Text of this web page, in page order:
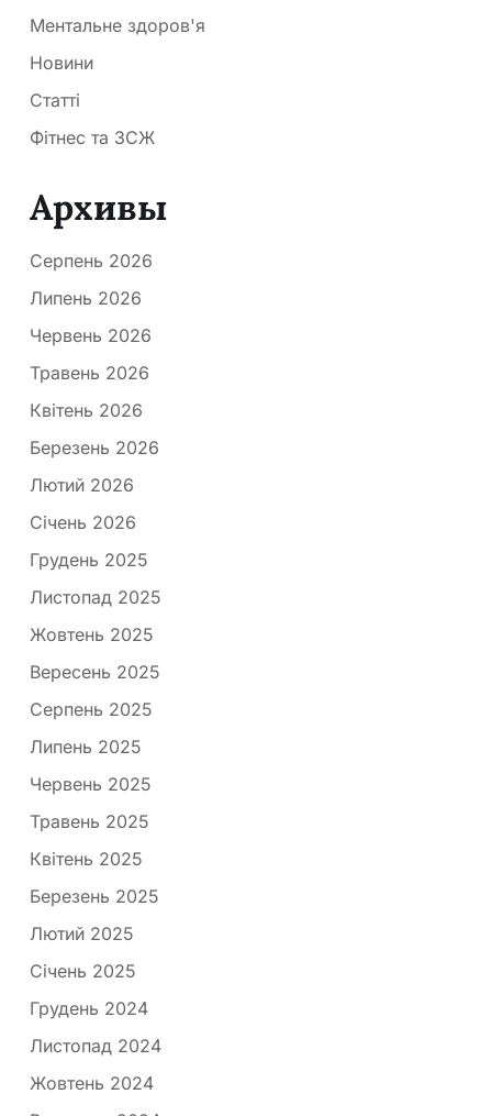
Ментальне здоров'я
Новини
Статті
Фітнес та ЗСЖ
Архивы
Серпень 2026
Липень 2026
Червень 2026
Травень 2026
Квітень 2026
Березень 2026
Лютий 2026
Січень 2026
Грудень 2025
Листопад 2025
Жовтень 2025
Вересень 2025
Серпень 2025
Липень 2025
Червень 2025
Травень 2025
Квітень 2025
Березень 2025
Лютий 2025
Січень 2025
Грудень 2024
Листопад 2024
Жовтень 2024